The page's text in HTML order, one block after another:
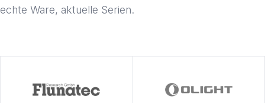
echte Ware, aktuelle Serien.